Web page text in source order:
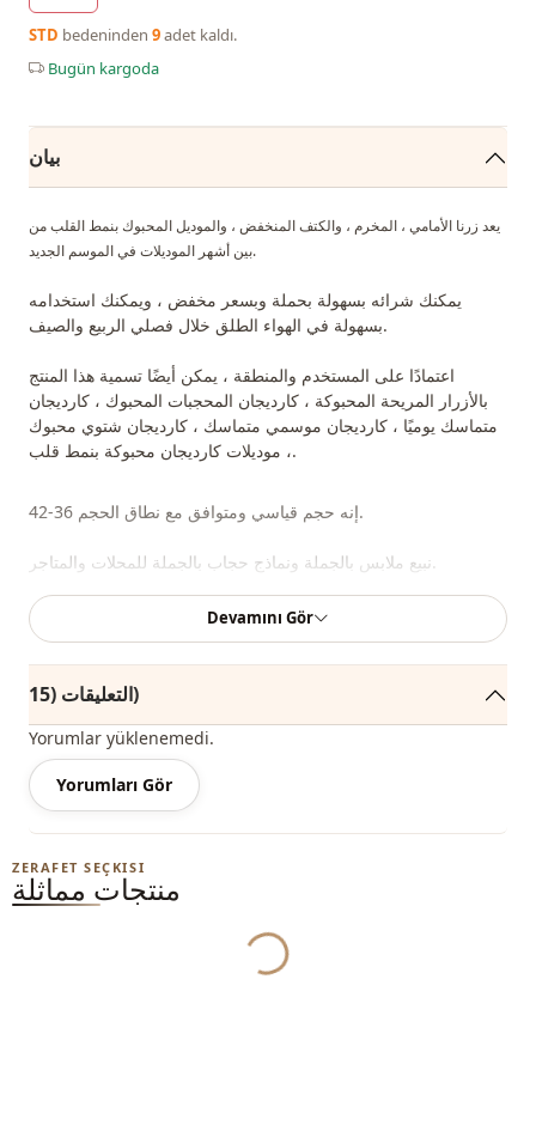
STD bedeninden 9adet kaldı.
Bugün kargoda
بيان
يعد زرنا الأمامي ، المخرم ، والكتف المنخفض ، والموديل المحبوك بنمط القلب من
بين أشهر الموديلات في الموسم الجديد.
يمكنك شرائه بسهولة بحملة وبسعر مخفض ، ويمكنك استخدامه
بسهولة في الهواء الطلق خلال فصلي الربيع والصيف.
اعتمادًا على المستخدم والمنطقة ، يمكن أيضًا تسمية هذا المنتج
بالأزرار المريحة المحبوكة ، كارديجان المحجبات المحبوك ، كارديجان
متماسك يوميًا ، كارديجان موسمي متماسك ، كارديجان شتوي محبوك
، موديلات كارديجان محبوكة بنمط قلب.
إنه حجم قياسي ومتوافق مع نطاق الحجم 36-42.
نبيع ملابس بالجملة ونماذج حجاب بالجملة للمحلات والمتاجر.
لشراء الملابس بالجملة والاطلاع على أسعار الجملة الخاصة ، يكفي أن تصبح عضوًا
ملاحظة: يتكون محتوى المنتج من سترة صوفية. (تُستخدم السترات
والسراويل والأحذية والشالات والحقائب والمجوهرات لأغراض
الديكور.)
ملاحظة: قد يكون هناك اختلاف في الدرجة اللونية في لون المنتج
كارديجان
Devamını Gör
التعليقات (15)
Yorumlar yüklenemedi.
Yorumları Gör
ZERAFET SEÇKISI
منتجات مماثلة Yukleniyor...